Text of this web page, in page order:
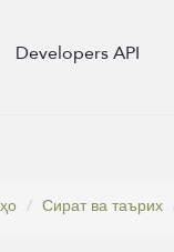
Developers API
Сират ва таърих